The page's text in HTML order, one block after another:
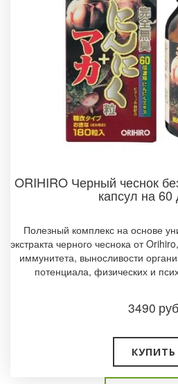
ORIHIRO Черный чеснок
капсул на 60
Полезный комплекс на основе
экстракта черного чеснока от
иммунитета, выносливости
потенциала, физических и
3490
КУПИТЬ